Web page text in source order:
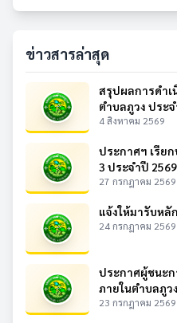
ข่าวสารล่าสุด
สรุปผลการดำเ
ตำบลภูวง ประจ
4 สิงหาคม 2569
ประกาศฯ เรีย
3 ประจำปี 2569
27 กรกฎาคม 2569
แจ้งให้มารับห
24 กรกฎาคม 2569
ประกาศผู้ชนะ
ภายในตำบลภูว
23 กรกฎาคม 2569